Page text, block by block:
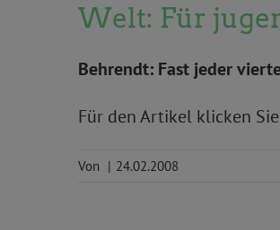
Welt: Für
Behrendt: Fast jeder
Für den Artikel klicken
Von | 24.02.2008